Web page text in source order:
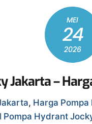
MEI
24
2026
Jakarta –
, Harga
Pompa Hydrant